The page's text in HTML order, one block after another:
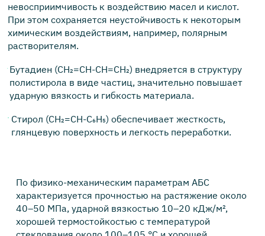
невосприимчивость к воздействию масел и кислот.
При этом сохраняется неустойчивость к некоторым
химическим воздействиям, например, полярным
растворителям.
Бутадиен (CH₂=CH-CH=CH₂) внедряется в структуру
полистирола в виде частиц, значительно повышает
ударную вязкость и гибкость материала.
Стирол (CH₂=CH-C₆H₅) обеспечивает жесткость,
глянцевую поверхность и легкость переработки.
По физико-механическим параметрам АБС
характеризуется прочностью на растяжение около
40–50 МПа, ударной вязкостью 10–20 кДж/м²,
хорошей термостойкостью с температурой